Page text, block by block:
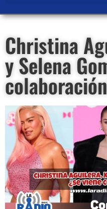
Christina
y Selena